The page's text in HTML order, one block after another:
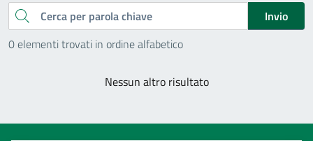
Cerca
Invio
0 elementi trovati in ordine alfabetico
Nessun altro risultato